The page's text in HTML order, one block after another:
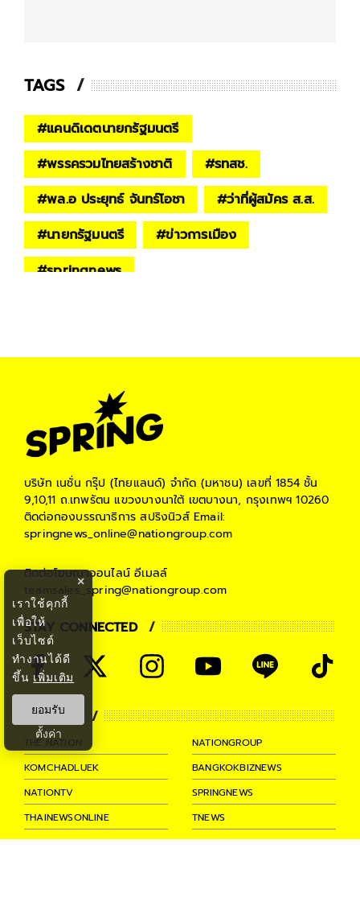
TAGS
#แคนดิเดตนายกรัฐมนตรี
#พรรครวมไทยสร้างชาติ #รทสช.
#พล.อ ประยุทธ์ จันทร์โอชา #ว่าที่ผู้สมัคร ส.ส.
#นายกรัฐมนตรี #ข่าวการเมือง
#springnews
บริษัท เนชั่น กรุ๊ป (ไทยแลนด์) จำกัด (มหาชน) เลขที่ 1854 ชั้น
9,10,11 ถ.เทพรัตน แขวงบางนาใต้ เขตบางนา, กรุงเทพฯ 10260
ติดต่อกองบรรณาธิการ สปริงนิวส์Email:
springnews_online@nationgroup.com
ติดต่อโฆษณาออนไลน์ อีเมลล์
teamsales_spring@nationgroup.com
STAY CONNECTED
PARTNER
THE NATION
NATIONGROUP
KOMCHADLUEK
BANGKOKBIZNEWS
NATIONTV
SPRINGNEWS
THAINEWSONLINE
TNEWS
THANSETTAKIJ
×
เราใช้คุกกี้
เพื่อให้
เว็บไซต์
ทำงานได้ดี
ขึ้น เพิ่มเติม
ยอมรับ
ตั้งค่า